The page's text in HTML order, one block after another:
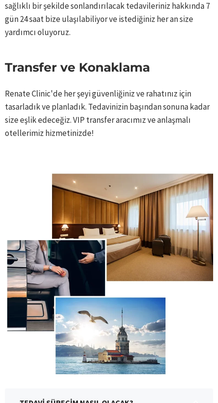
sağlıklı bir şekilde sonlandırılacak tedavileriniz hakkında 7
gün 24 saat bize ulaşılabiliyor ve istediğiniz her an size
yardımcı oluyoruz.
Transfer ve Konaklama ​
Renate Clinic'de her şeyi güvenliğiniz ve rahatınız için
tasarladık ve planladık. Tedavinizin başından sonuna kadar
size eşlik edeceğiz. VIP transfer aracımız ve anlaşmalı
otellerimiz hizmetinizde! ​